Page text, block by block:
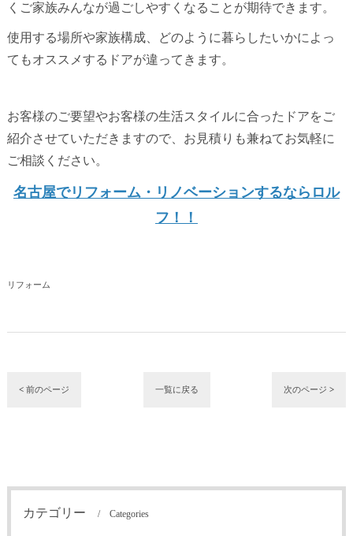
くご家族みんなが過ごしやすくなることが期待できます。
使用する場所や家族構成、どのように暮らしたいかによっ
てもオススメするドアが違ってきます。
お客様のご要望やお客様の生活スタイルに合ったドアをご
紹介させていただきますので、お見積りも兼ねてお気軽に
ご相談ください。
名古屋でリフォーム・リノベーションするならロル
フ！！
リフォーム
< 前のページ 一覧に戻る 次のページ >
カテゴリー Categories